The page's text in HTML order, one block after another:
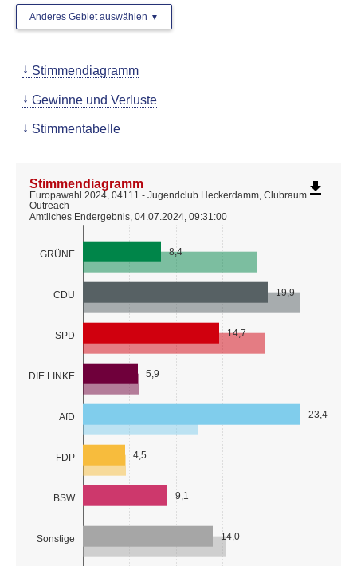
Anderes Gebiet auswählen
Stimmendiagramm
Gewinne und Verluste
Stimmentabelle
GRÜNE
CDU
SPD
DIE LINKE
AfD
FDP
BSW
Sonstige
8,4
19,9
14,7
5,9
23,4
4,5
9,1
14,0
Stimmendiagramm
Europawahl 2024, 04111 - Jugendclub Heckerdamm, Clubraum
Outreach
Amtliches Endergebnis, 04.07.2024, 09:31:00
file_download